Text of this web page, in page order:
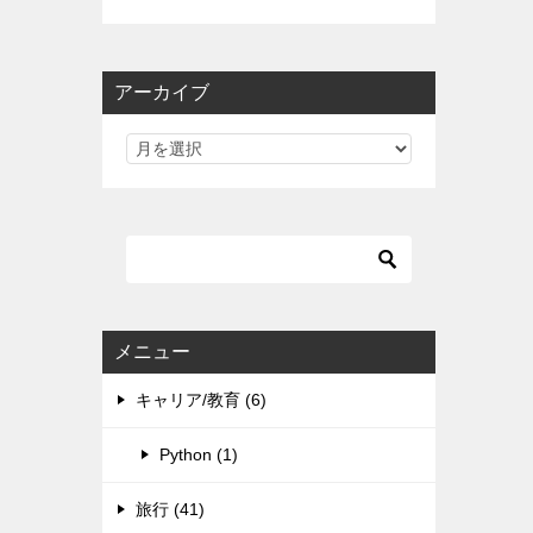
アーカイブ
メニュー
キャリア/教育 (6)
Python (1)
旅行 (41)